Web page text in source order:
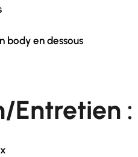
body en dessous
Entretien :